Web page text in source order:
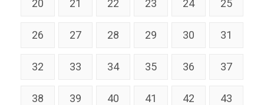
20 21 22 23 24 25
26 27 28 29 30 31
32 33 34 35 36 37
38 39 40 41 42 43